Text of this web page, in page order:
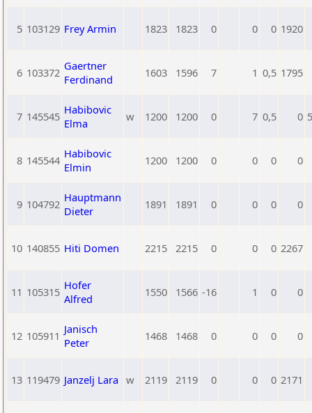
5 103129 Frey Armin 1823 1823 0 0 0 1920
6 103372 Gaertner
Ferdinand
1603 1596 7 1 0,5 1795
7 145545 Habibovic
Elma
w 1200 1200 0 7 0,5 0
8 145544 Habibovic
Elmin
1200 1200 0 0 0 0
9 104792 Hauptmann
Dieter
1891 1891 0 0 0 0
10 140855 Hiti Domen 2215 2215 0 0 0 2267
11 105315 Hofer
Alfred
1550 1566 -16 1 0 0
12 105911 Janisch
Peter
1468 1468 0 0 0 0
13 119479 Janzelj Lara w 2119 2119 0 0 0 2171